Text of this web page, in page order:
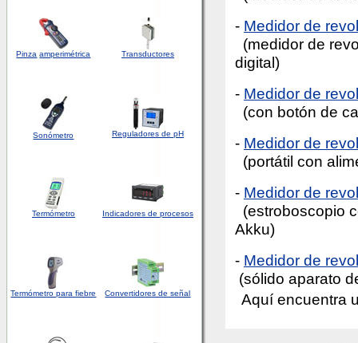
Pinza amperimétrica Transductores
Sonómetro Reguladores de pH
Termómetro Indicadores de procesos
Termómetro para fiebre Convertidores de señal
- Medidor de
(medidor de
digital)
- Medidor de
(con botón de
- Medidor de
(portátil con
- Medidor de
(estroboscopio
Akku)
- Medidor de
(sólido aparato
Aquí encuentra